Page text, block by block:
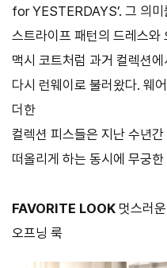
for YESTERDAYS’. 그 의
스트라이프 패턴의 드레스와
맥시 코트처럼 과거 컬렉션
다시 런웨이로 불러왔다. 웨
더한
컬렉션 피스들은 지난 수년
떠올리게 하는 동시에 무궁
FAVORITE LOOK 멋스러
오프닝 룩